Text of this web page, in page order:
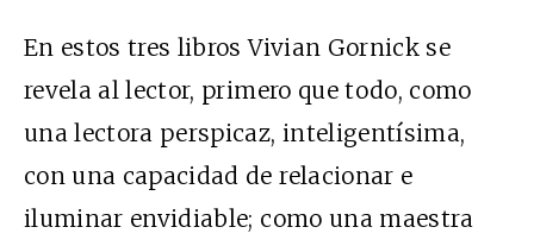
En estos tres libros Vivian Gornick se
revela al lector, primero que todo, como
una lectora perspicaz, inteligentísima,
con una capacidad de relacionar e
iluminar envidiable; como una maestra